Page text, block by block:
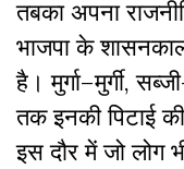
तबका अपना
भाजपा के
है। मुर्गा–मुर्गी,सब्जी
तक इनकी पिटाई की
इस दौर में जो लोग